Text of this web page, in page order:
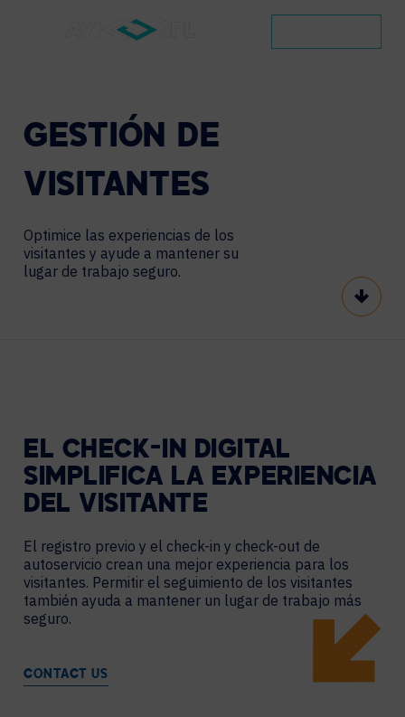
GESTIÓN DE
VISITANTES
Optimice las experiencias de los
visitantes y ayude a mantener su
lugar de trabajo seguro.
Scroll
EL CHECK-IN DIGITAL
SIMPLIFICA LA EXPERIENCIA
DEL VISITANTE
El registro previo y el check-in y check-out de
autoservicio crean una mejor experiencia para los
visitantes. Permitir el seguimiento de los visitantes
también ayuda a mantener un lugar de trabajo más
seguro.
CONTACT US